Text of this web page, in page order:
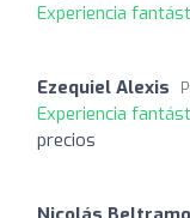
Experiencia
Ezequiel Alexis
Experiencia
precios